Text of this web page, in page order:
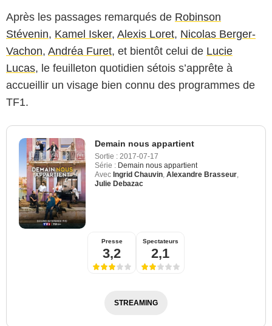
Après les passages remarqués de Robinson
Stévenin, Kamel Isker, Alexis Loret, Nicolas Berger-
Vachon, Andréa Furet, et bientôt celui de Lucie
Lucas, le feuilleton quotidien sétois s’apprête à
accueillir un visage bien connu des programmes de
TF1.
Demain nous appartient
Sortie : 2017-07-17
Série : Demain nous appartient
Avec Ingrid Chauvin Alexandre Brasseur
Julie Debazac
Presse
3,2
Spectateurs
2,1
STREAMING